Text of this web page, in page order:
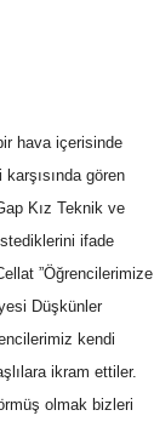
hava içerisinde
gören
Kız Teknik ve
ifade
”Öğrencilerimize
Düşkünler
kendi
ikram ettiler.
olmak bizleri